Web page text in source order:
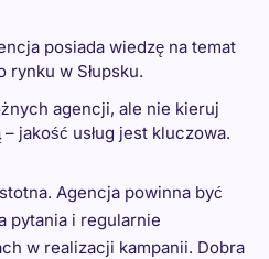
posiada wiedzę na temat
w Słupsku.
agencji, ale nie kieruj
jakość usług jest kluczowa.
Agencja powinna być
pytania i regularnie
w realizacji kampanii. Dobra